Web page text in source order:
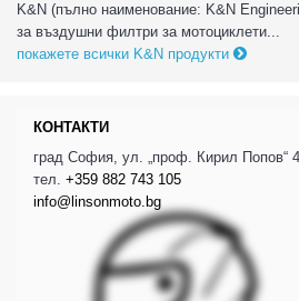
K&N (пълно наименование: K&N
за въздушни филтри за мотоциклети...
покажете всички K&N продукти
КОНТАКТИ
град София, ул. „проф. Кирил Попов“
тел. +359 882 743 105
info@linsonmoto.bg